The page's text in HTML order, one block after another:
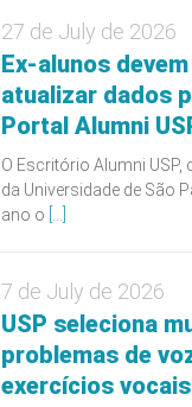
27 de July de 2026
Ex-alunos
atualizar dados
Portal Alumni
O Escritório Alumni
da Universidade de São
ano o
7 de July de 2026
USP seleciona
problemas de
exercícios vocais